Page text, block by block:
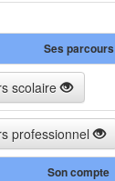
Ses parcours
scolaire
professionnel
Son compte